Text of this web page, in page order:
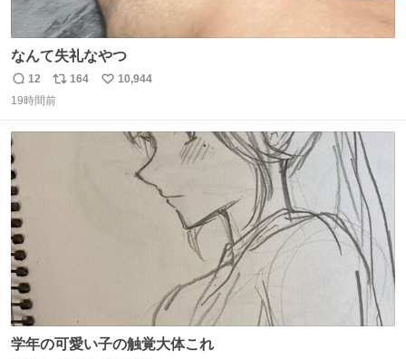
なんて失礼なやつ
返
信
12
リ
ポ
164
い
10,944
19時間前
学年の可愛い子の触覚大体これ